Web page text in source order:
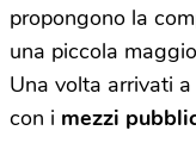
propongono la
una piccola
Una volta arrivati
con i mezzi